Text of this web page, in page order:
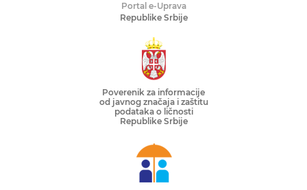
Portal e-Uprava
Republike Srbije
Poverenik za informacije
od javnog značaja i zaštitu
podataka o ličnosti
Republike Srbije